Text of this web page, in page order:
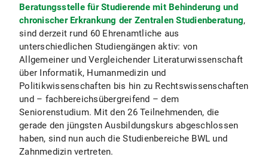
Beratungsstelle für Studierende mit Behinderung und
chronischer Erkrankung der Zentralen Studienberatung,
sind derzeit rund 60 Ehrenamtliche aus
unterschiedlichen Studiengängen aktiv: von
Allgemeiner und Vergleichender Literaturwissenschaft
über Informatik, Humanmedizin und
Politikwissenschaften bis hin zu Rechtswissenschaften
und – fachbereichsübergreifend – dem
Seniorenstudium. Mit den 26 Teilnehmenden, die
gerade den jüngsten Ausbildungskurs abgeschlossen
haben, sind nun auch die Studienbereiche BWL und
Zahnmedizin vertreten.